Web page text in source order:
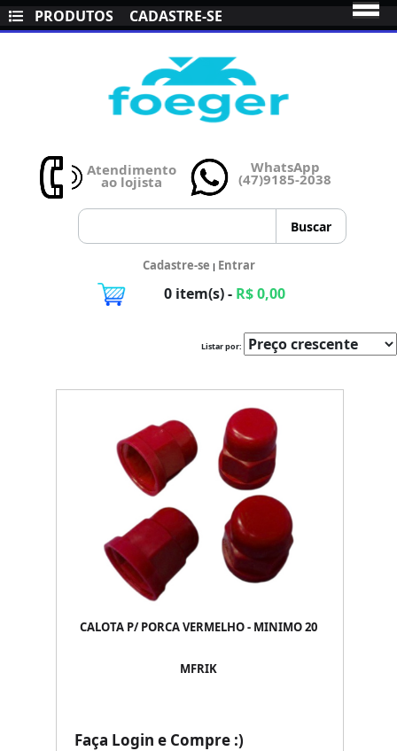
PRODUTOS CADASTRE-SE
Atendimento
ao lojista
WhatsApp
(47)9185-2038
Cadastre-se | Entrar
0 item(s) - R$ 0,00
Listar por:
CALOTA P/ PORCA VERMELHO - MINIMO 20
MFRIK
Faça Login e Compre :)